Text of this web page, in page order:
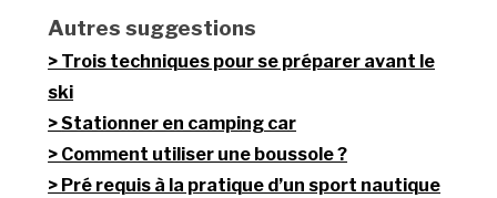
Autres suggestions
Trois techniques pour se préparer avant le
ski
Stationner en camping car
Comment utiliser une boussole ?
Pré requis à la pratique d’un sport nautique